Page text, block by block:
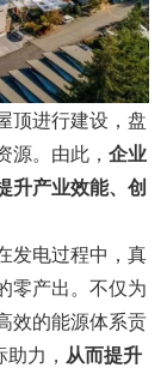
顶进行建设，盘
源。由此， 企业
升产业效能、创
发电过程中，真
零产出。不仅为
效的能源体系贡
力， 从而提升